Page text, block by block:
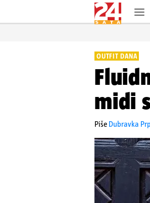
OUTFIT DANA
midi
Piše Dubravka